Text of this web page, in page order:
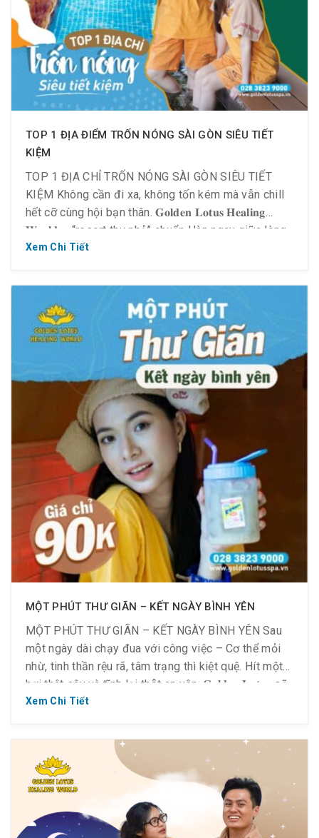
TOP 1 ĐỊA ĐIỂM TRỐN NÓNG SÀI GÒN SIÊU TIẾT
KIỆM
TOP 1 ĐỊA CHỈ TRỐN NÓNG SÀI GÒN SIÊU TIẾT
KIỆM Không cần đi xa, không tốn kém mà vẫn chill
hết cỡ cùng hội bạn thân. 𝐆𝐨𝐥𝐝𝐞𝐧 𝐋𝐨𝐭𝐮𝐬 𝐇𝐞𝐚𝐥𝐢𝐧𝐠
𝐖𝐨𝐫𝐥𝐝 – “resort thu nhỏ” chuẩn Hàn ngay giữa lòng
Sài Gòn! Một nơi thư thái để trải nghiệm, mát lành
Xem Chi Tiết
MỘT PHÚT THƯ GIÃN – KẾT NGÀY BÌNH YÊN
MỘT PHÚT THƯ GIÃN – KẾT NGÀY BÌNH YÊN Sau
một ngày dài chạy đua với công việc – Cơ thể mỏi
nhừ, tinh thần rệu rã, tâm trạng thì kiệt quệ. Hít một
hơi thât sâu và tĩnh lại thật an yên. 𝐆𝐨𝐥𝐝𝐞𝐧 𝐋𝐨𝐭𝐮𝐬 sẽ
mang đến không gian thư giãn, cơ thể được […]
Xem Chi Tiết